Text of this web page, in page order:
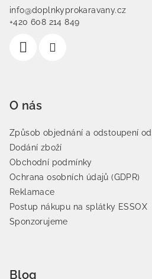
info@doplnkyprokaravany.cz
+420 608 214 849
O nás
Způsob objednání a odstoupení
Dodání zboží
Obchodní podmínky
Ochrana osobních údajů (GDPR)
Reklamace
Postup nákupu na splátky ESSOX
Sponzorujeme
Blog